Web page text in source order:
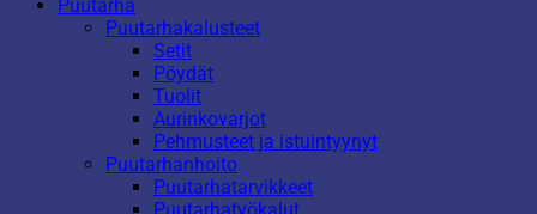
Puutarha
Puutarhakalusteet
Setit
Pöydät
Tuolit
Aurinkovarjot
Pehmusteet ja istuintyynyt
Puutarhanhoito
Puutarhatarvikkeet
Puutarhatyökalut